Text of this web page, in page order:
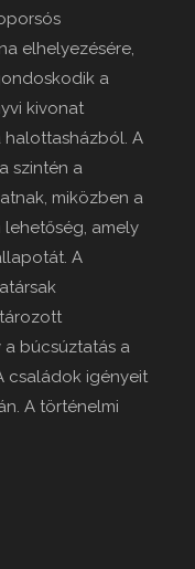
elhelyezésére,
a
kivonat
halottasházból. A
szintén a
miközben a
lehetőség, amely
A
búcsúztatás a
családok igényeit
A történelmi